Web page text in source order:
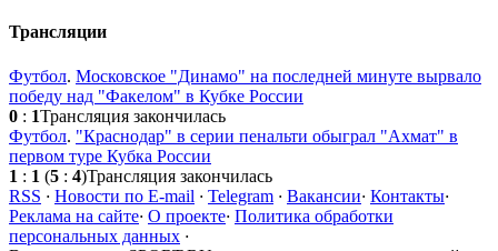
Трансляции
Футбол. Московское "Динамо" на последней минуте вырвало
победу над "Факелом" в Кубке России
0 : 1Трансляция закончилась
Футбол. "Краснодар" в серии пенальти обыграл "Ахмат" в
первом туре Кубка России
1 : 1 (5 : 4)Трансляция закончилась
RSS · Новости по E-mail · Telegram · Вакансии· Контакты·
Реклама на сайте· О проекте· Политика обработки
персональных данных ·